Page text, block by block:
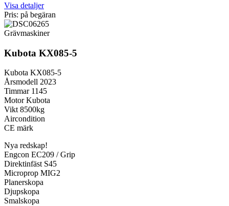
Visa detaljer
Pris: på begäran
Grävmaskiner
Kubota KX085-5
Kubota KX085-5
Årsmodell 2023
Timmar 1145
Motor Kubota
Vikt 8500kg
Aircondition
CE märk
Nya redskap!
Engcon EC209 / Grip
Direktinfäst S45
Microprop MIG2
Planerskopa
Djupskopa
Smalskopa